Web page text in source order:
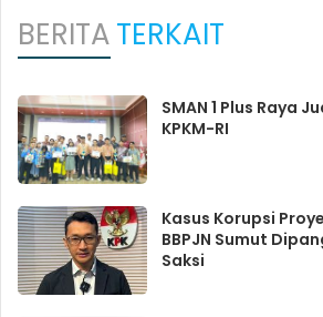
BERITATERKAIT
SMAN 1 Plus Raya
KPKM-RI
Kasus Korupsi
BBPJN Sumut
Saksi